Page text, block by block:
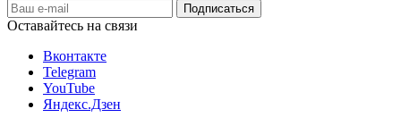
Оставайтесь на связи
Вконтакте
Telegram
YouTube
Яндекс.Дзен